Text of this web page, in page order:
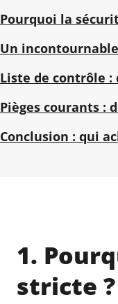
Pourquoi la
Un incontournable
Liste de contrôle
Pièges courants :
Conclusion : qui
1.
stricte ?